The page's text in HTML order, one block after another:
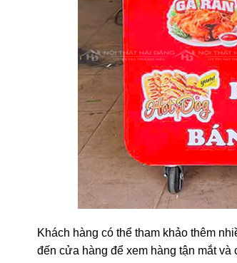
Khách hàng có thể tham khảo thêm
đến cửa hàng để xem hàng tận mắt